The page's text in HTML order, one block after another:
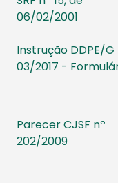
06/02/2001
Instrução DDPE/G
03/2017 -
Parecer CJSF nº
202/2009​